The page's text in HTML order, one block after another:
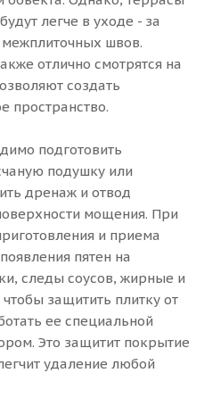
легче в уходе - за
межплиточных швов.
отлично смотрятся на
создать
пространство.
подготовить
подушку или
дренаж и отвод
мощения. При
и приема
пятен на
следы соусов, жирные и
защитить плитку от
ее специальной
Это защитит покрытие
удаление любой